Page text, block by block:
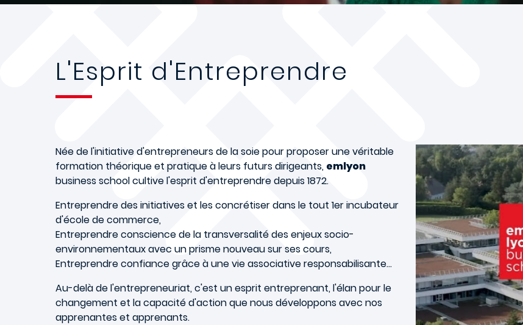
L'Esprit d'Entreprendre
Née de l'initiative d'entrepreneurs de la soie pour proposer une véritable
formation théorique et pratique à leurs futurs dirigeants, emlyon
business school cultive l'esprit d'entreprendre depuis 1872.
Entreprendre des initiatives et les concrétiser dans le tout 1er incubateur
d'école de commerce,
Entreprendre conscience de la transversalité des enjeux socio-
environnementaux avec un prisme nouveau sur ses cours,
Entreprendre confiance grâce à une vie associative responsabilisante…
Au-delà de l'entrepreneuriat, c'est un esprit entreprenant, l'élan pour le
changement et la capacité d'action que nous développons avec nos
apprenantes et apprenants.